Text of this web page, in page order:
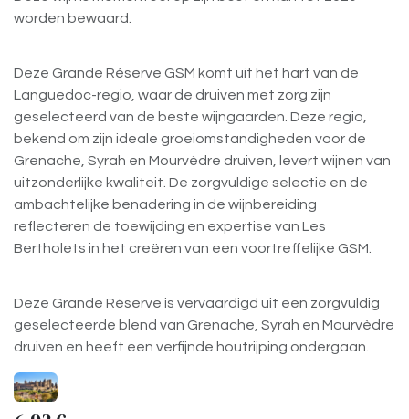
worden bewaard.
Deze Grande Réserve GSM komt uit het hart van de
Languedoc-regio, waar de druiven met zorg zijn
geselecteerd van de beste wijngaarden. Deze regio,
bekend om zijn ideale groeiomstandigheden voor de
Grenache, Syrah en Mourvèdre druiven, levert wijnen van
uitzonderlijke kwaliteit. De zorgvuldige selectie en de
ambachtelijke benadering in de wijnbereiding
reflecteren de toewijding en expertise van Les
Bertholets in het creëren van een voortreffelijke GSM.
Deze Grande Réserve is vervaardigd uit een zorgvuldig
geselecteerde blend van Grenache, Syrah en Mourvèdre
druiven en heeft een verfijnde houtrijping ondergaan.